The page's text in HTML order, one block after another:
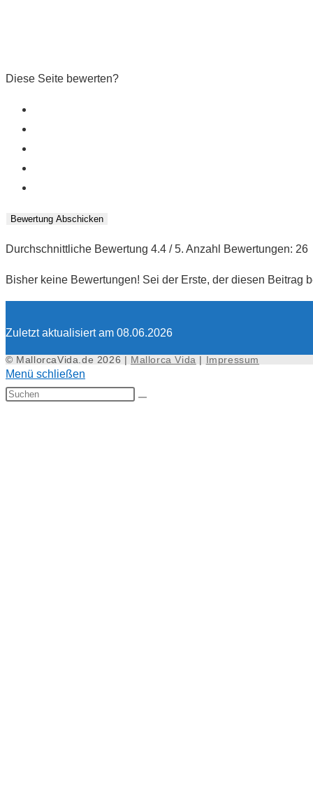
Diese Seite bewerten?
Bewertung Abschicken
Durchschnittliche Bewertung 4.4 / 5. Anzahl Bewertungen: 26
Bisher keine Bewertungen! Sei der Erste, der diesen Beitrag
Zuletzt aktualisiert am 08.06.2026
© MallorcaVida.de 2026 | Mallorca Vida | Impressum
Menü schließen